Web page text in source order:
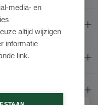
media- en
altijd wijzigen
informatie
link.